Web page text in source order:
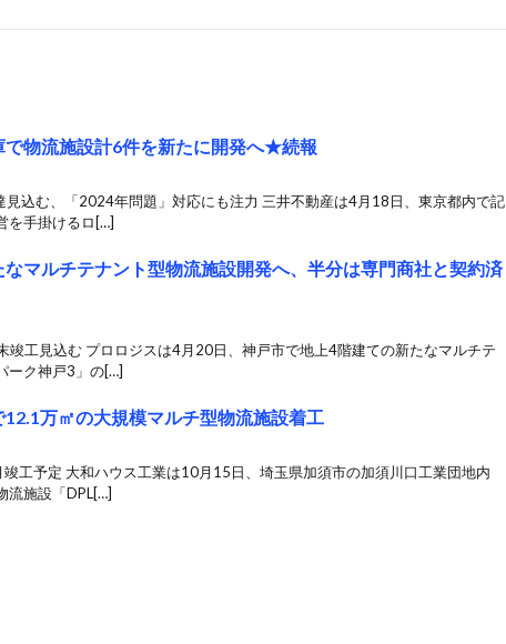
で物流施設計6件を新たに開発へ★続報
込む、「2024年問題」対応にも注力 三井不動産は4月18日、東京都内で記
を手掛けるロ[…]
マルチテナント型物流施設開発へ、半分は専門商社と契約済
工見込む プロロジスは4月20日、神戸市で地上4階建ての新たなマルチテ
ーク神戸3」の[…]
万㎡の大規模マルチ型物流施設着工
工予定 大和ハウス工業は10月15日、埼玉県加須市の加須川口工業団地内
流施設「DPL[…]